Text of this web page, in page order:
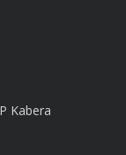
Kabera